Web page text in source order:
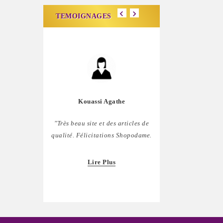
TEMOIGNAGES
Kouassi Agathe
"Très beau site et des articles de
qualité. Félicitations Shopodame.
Lire Plus